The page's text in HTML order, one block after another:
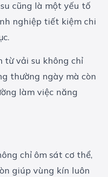
cũng là một yếu tố
nghiệp tiết kiệm chi
chỉ ôm sát cơ thể,
giúp vùng kín luôn